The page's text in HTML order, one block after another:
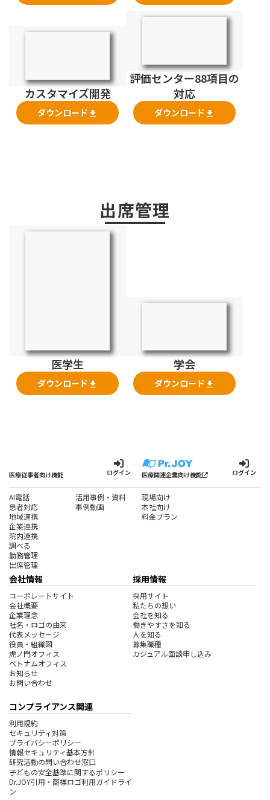
カスタマイズ開発
ダウンロード file_download
評価センター88項目の
対応
ダウンロード file_download
出席管理
医学生
ダウンロード file_download
学会
ダウンロード file_download
医療従事者向け機能 ログイン
AI電話
患者対応
地域連携
企業連携
院内連携
調べる
勤務管理
出席管理
活用事例・資料
事例動画
医療関連企業向け機能 ログイン
現場向け
本社向け
料金プラン
会社情報
コーポレートサイト
会社概要
企業理念
社名・ロゴの由来
代表メッセージ
役員・組織図
虎ノ門オフィス
ベトナムオフィス
お知らせ
お問い合わせ
採用情報
採用サイト
私たちの想い
会社を知る
働きやすさを知る
人を知る
募集職種
カジュアル面談申し込み
コンプライアンス関連
利用規約
セキュリティ対策
プライバシーポリシー
情報セキュリティ基本方針
研究活動の問い合わせ窓口
子どもの安全基準に関するポリシー
Dr.JOY引用・商標ロゴ利用ガイドライ
ン